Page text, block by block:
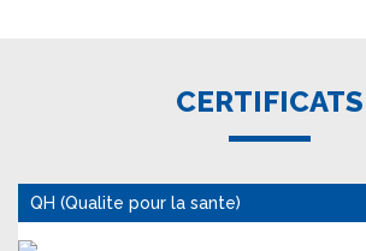
CERTIFICATS
QH (Qualite pour la sante)